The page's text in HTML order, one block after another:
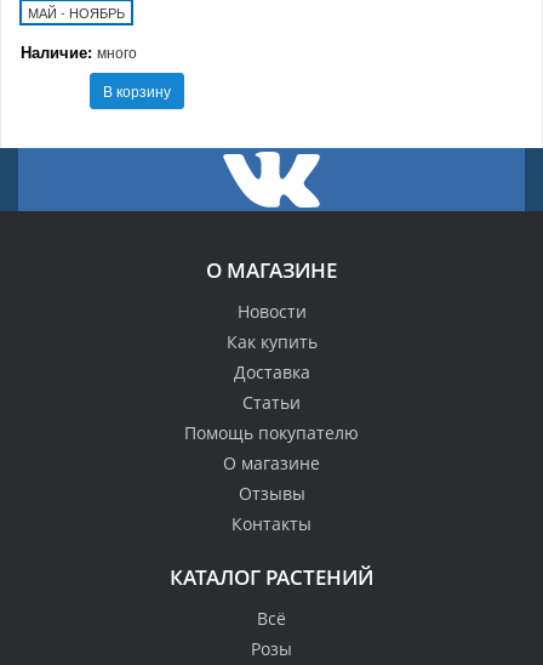
МАЙ - НОЯБРЬ
Наличие: много
В корзину
О МАГАЗИНЕ
Новости
Как купить
Доставка
Статьи
Помощь покупателю
О магазине
Отзывы
Контакты
КАТАЛОГ РАСТЕНИЙ
Всё
Розы